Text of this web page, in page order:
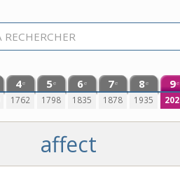
4e
1762
5e
1798
6e
1835
7e
1878
8e
1935
9e
affect